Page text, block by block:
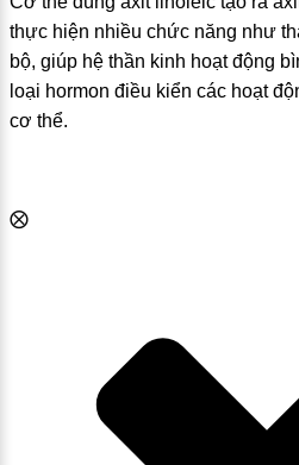
thực hiện nhiều chức năng như
bộ, giúp hệ thần kinh hoạt động
loại hormon điều kiển các hoạt
cơ thể.
⨂